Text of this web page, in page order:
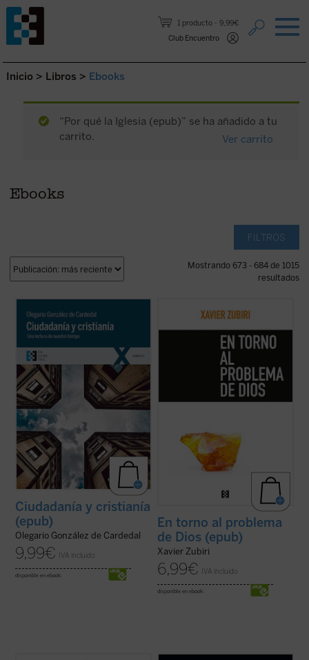
1 producto
9,99€
Club Encuentro
Saltar al contenido.
Inicio > Libros > Ebooks
“Por qué la Iglesia (epub)” se ha añadido a tu
carrito.
Ver carrito
Ebooks
FILTROS
Mostrando 673 - 684 de 1015
resultados
hacer, los ciudadanos tenemos siempre la
sociedad por configurar y los cristianos
tenemos siempre nuestra fe por realizar.
existente entre estos órdenes: Humanidad,
...(ver ficha)
Ciudadanía y cristianía
(epub)
Olegario González de Cardedal
9,99€ IVA incluido
disponible en ebook:
Este ensayo clásico de Zubiri constituye
una de las mejores introducciones a su
en edición separada, permitirá al lector
apreciar en todo su valor la originaria
formulación de la idea de religación, ...
En torno al problema
de Dios (epub)
Xavier Zubiri
6,99€ IVA incluido
disponible en ebook: